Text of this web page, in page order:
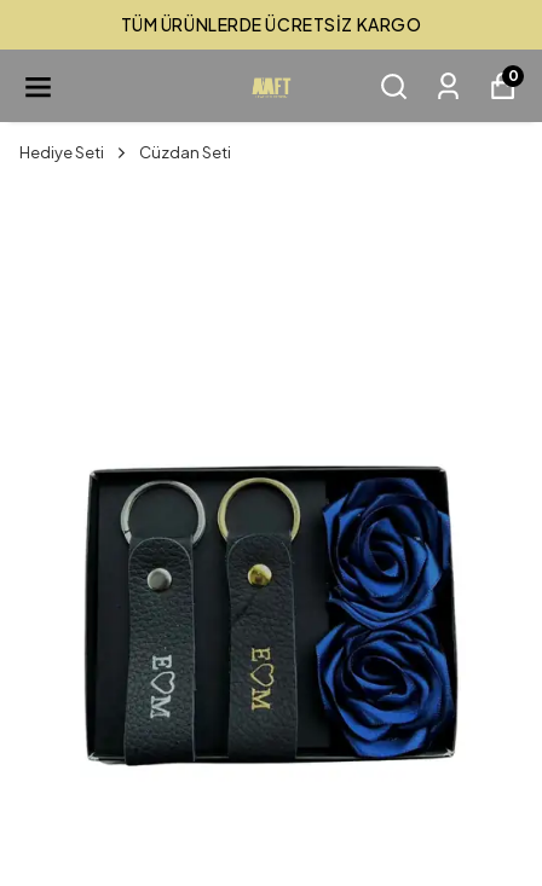
TÜM ÜRÜNLERDE ÜCRETSİZ KARGO
0
Hediye Seti Cüzdan Seti